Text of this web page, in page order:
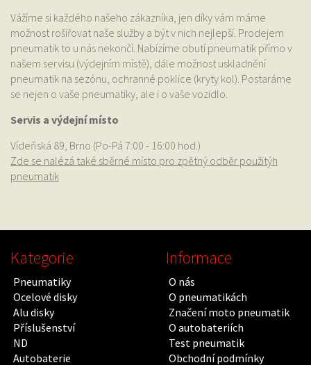
Vážíme si každého našeho zákazníka, jen díky vám máme
možnost rošiřovat naše služby a být v nich nejlepší. Prodejem
pneumatik to u nás nekončí. Nabízíme obutí pneumatik přímo v
našem servisu (výdejním místě), dále možnost uskladnění
pneumatik na sezónu, ochranné poklice (kryty kol). Postaráme
se nejen o vaše pneumatiky, ale i o vaše vozidlo.
Servis a výdejní místo
Vídeňská 89, Brno (Po-Pá 7:00 - 16:00 hod.)
Zde se nalézá také sběrné místo pro zpětný odběr použitýh
pneumatik
Kategorie
Pneumatiky
Ocelové disky
Alu disky
Příslušenství
ND
Autobaterie
Informace
O nás
O pneumatikách
Značení moto pneumatik
O autobateriích
Test pneumatik
Obchodní podmínky